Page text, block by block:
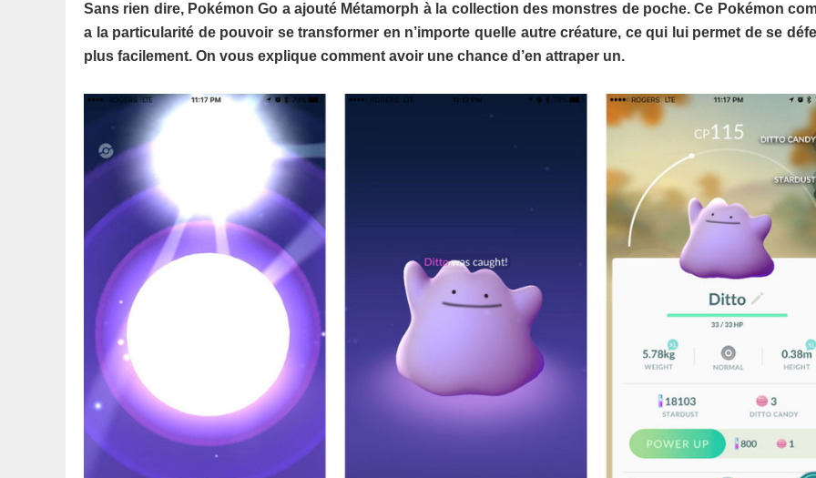
Sans rien dire, Pokémon Go a ajouté Métamorph à la collection des monstres de poche. Ce Pokémon
a la particularité de pouvoir se transformer en n’importe quelle autre créature, ce qui lui permet de se
plus facilement. On vous explique comment avoir une chance d’en attraper un.